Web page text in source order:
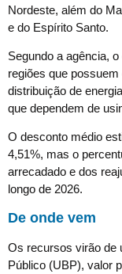
Nordeste, além do
e do Espírito Santo.
Segundo a agência,
regiões que
distribuição de
que dependem de
O desconto médio
4,51%, mas o
arrecadado e dos
longo de 2026.
De onde vem
Os recursos virão de
Público (UBP), valor